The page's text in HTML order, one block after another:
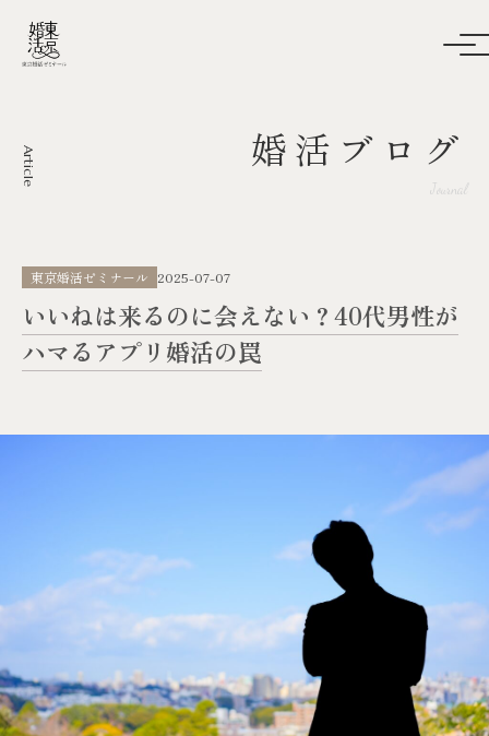
Article 婚活ブログ
Journal
東京婚活ゼミナール 2025-07-07
いいねは来るのに会えない？40代男性が
ハマるアプリ婚活の罠